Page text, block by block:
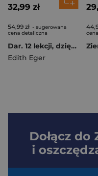
32,99 zł
54,99 zł - sugerowana
cena detaliczna
Dar. 12 lekcji, dzięki którym odmienisz swoje życie
Edith Eger
Dołącz do
i